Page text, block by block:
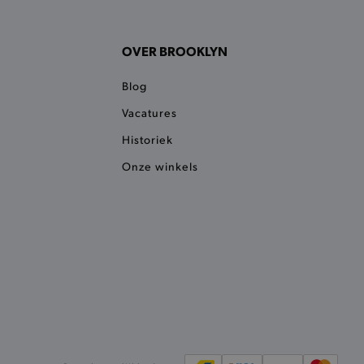
OVER BROOKLYN
Blog
Vacatures
Historiek
Onze winkels
worden gebakken.
het opslaan in de
laden en jouw
ruikt welke server de
detecteert wanneer de
ID op te slaan en de
te onderscheiden.
het opslaan in de